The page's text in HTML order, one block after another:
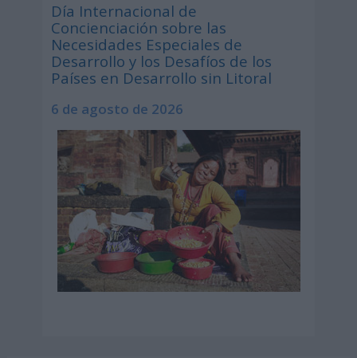
Día Internacional de
Concienciación sobre las
Necesidades Especiales de
Desarrollo y los Desafíos de los
Países en Desarrollo sin Litoral
6 de agosto de 2026